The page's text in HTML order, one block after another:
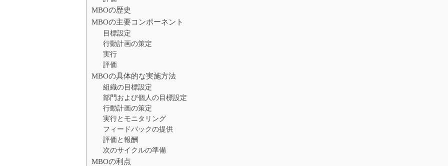
MBOの歴史
MBOの主要コンポーネント
目標設定
行動計画の策定
実行
評価
MBOの具体的な実施方法
組織の目標設定
部門および個人の目標設定
行動計画の策定
実行とモニタリング
フィードバックの提供
評価と報酬
次のサイクルの準備
MBOの利点